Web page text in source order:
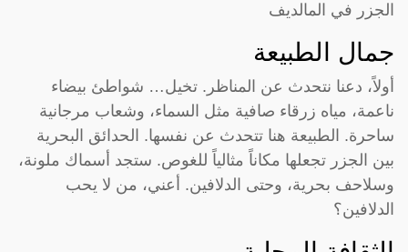
الجزر في المالديف
جمال الطبيعة
أولاً، دعنا نتحدث عن المناظر. تخيل… شواطئ بيضاء
ناعمة، مياه زرقاء صافية مثل السماء، وشعاب مرجانية
ساحرة. الطبيعة هنا تتحدث عن نفسها. الحدائق البحرية
بين الجزر تجعلها مكاناً مثالياً للغوص. ستجد أسماك ملونة،
وسلاحف بحرية، وحتى الدلافين. أعني، من لا يحب
الدلافين؟